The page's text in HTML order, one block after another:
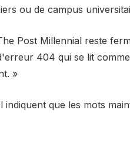
ou de campus
Post Millennial reste
404 qui se lit
»
que les mots